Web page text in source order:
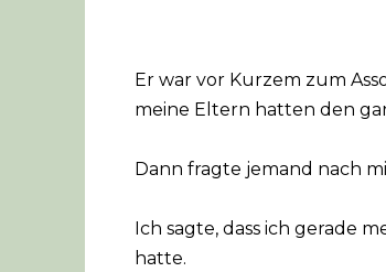
Er war vor Kurzem zum
meine Eltern hatten den
Dann fragte jemand nach
Ich sagte, dass ich gerade
hatte.